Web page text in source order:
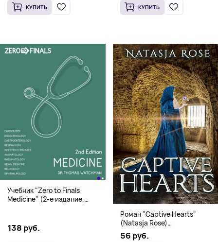
КУПИТЬ КУПИТЬ
Учебник "Zero to Finals
Medicine" (2-е издание,
138 руб.
Роман "Captive Hearts"
(Natasja Rose)
Романтическое фэнтези
56 руб.